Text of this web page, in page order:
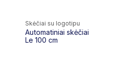
Skėčiai su logotipu
Automatiniai skėčiai
Le 100 cm